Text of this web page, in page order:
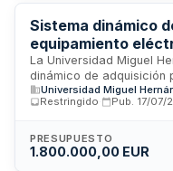
Sistema dinámico
equipamiento
audiovisual y
Universidad Miguel
La Universidad Miguel
dinámico de adquisición
destinado a talleres
componentes para la
consumibles de
presupuesto máximo
Universidad Miguel
Restringido
Pub. 17/07/
PRESUPUESTO
1.800.000,00 EUR